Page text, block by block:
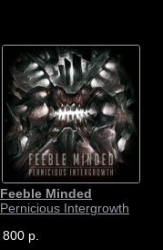
Feeble Minded
Pernicious Intergrowth
800 р.